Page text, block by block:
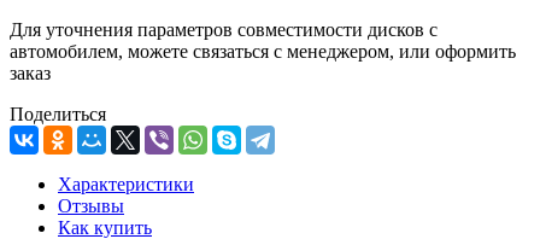
Для уточнения параметров совместимости дисков с
автомобилем, можете связаться с менеджером, или оформить
заказ
Поделиться
Характеристики
Отзывы
Как купить